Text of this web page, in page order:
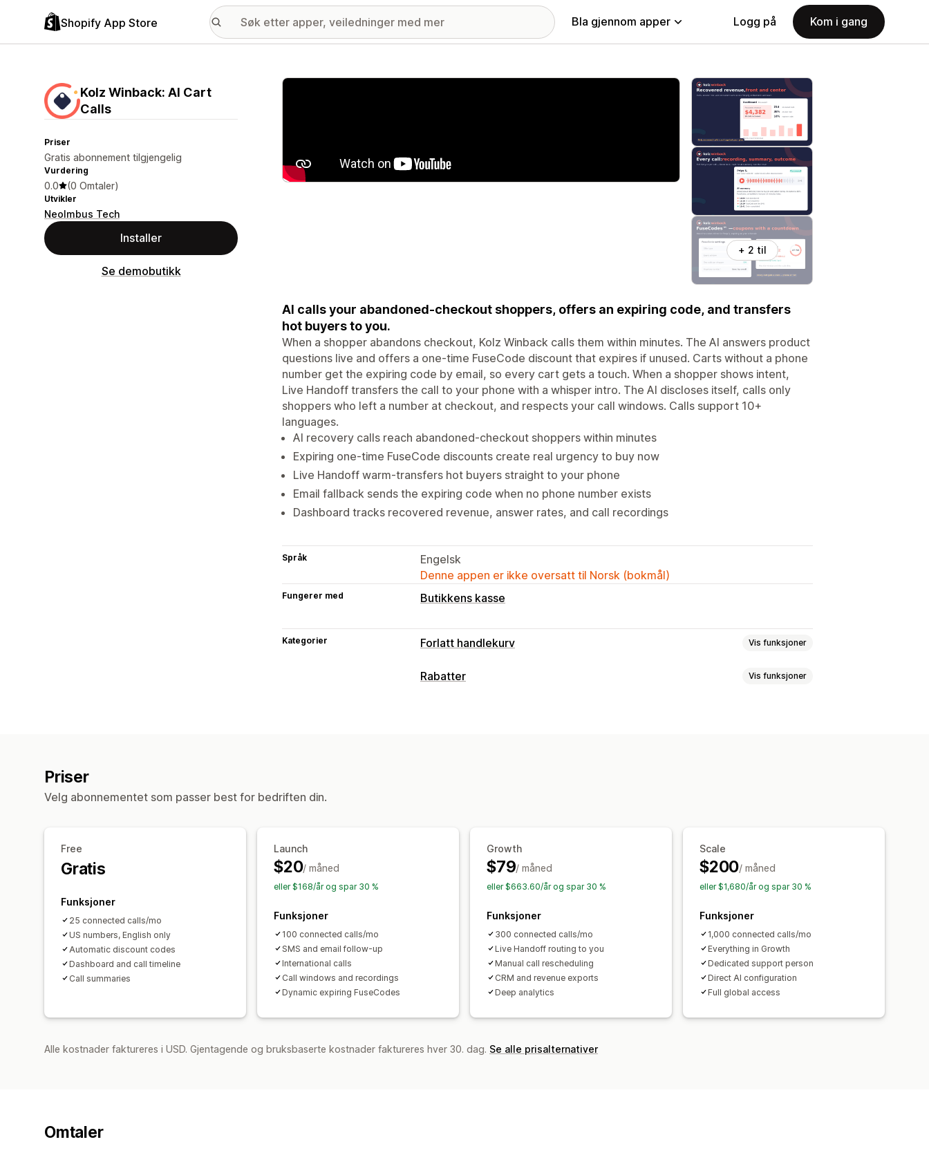
Shopify App Store Bla gjennom apper Logg på Kom i gang
Kolz Winback: AI Cart
Calls
Priser
Gratis abonnement tilgjengelig
Vurdering
0.0 (0 Omtaler)
Utvikler
NeoImbus Tech
Installer
Se demobutikk
Galleri med fremhevede bilder
+ 2 til
AI calls your abandoned-checkout shoppers, offers an expiring code, and transfers
hot buyers to you.
When a shopper abandons checkout, Kolz Winback calls them within minutes. The AI answers product
questions live and offers a one-time FuseCode discount that expires if unused. Carts without a phone
number get the expiring code by email, so every cart gets a touch. When a shopper shows intent,
Live Handoff transfers the call to your phone with a whisper intro. The AI discloses itself, calls only
shoppers who left a number at checkout, and respects your call windows. Calls support 10+
languages.
AI recovery calls reach abandoned-checkout shoppers within minutes
Expiring one-time FuseCode discounts create real urgency to buy now
Live Handoff warm-transfers hot buyers straight to your phone
Email fallback sends the expiring code when no phone number exists
Dashboard tracks recovered revenue, answer rates, and call recordings
Språk
Engelsk
Denne appen er ikke oversatt til Norsk (bokmål)
Fungerer med Butikkens kasse
Kategorier Forlatt handlekurv Vis funksjoner
Gjeninnhenting av handlekurv
Rabatter Vis funksjoner
Priser
Velg abonnementet som passer best for bedriften din.
Free
Gratis
Funksjoner
25 connected calls/mo
US numbers, English only
Automatic discount codes
Dashboard and call timeline
Call summaries
Launch
$20/ måned
eller $168/år og spar 30 %
Funksjoner
100 connected calls/mo
SMS and email follow-up
International calls
Call windows and recordings
Dynamic expiring FuseCodes
Growth
$79/ måned
eller $663.60/år og spar 30 %
Funksjoner
300 connected calls/mo
Live Handoff routing to you
Manual call rescheduling
CRM and revenue exports
Deep analytics
Scale
$200/ måned
eller $1,680/år og spar 30 %
Funksjoner
1,000 connected calls/mo
Everything in Growth
Dedicated support person
Direct AI configuration
Full global access
Alle kostnader faktureres i USD. Gjentagende og bruksbaserte kostnader faktureres hver 30. dag. Se alle prisalternativer
Omtaler